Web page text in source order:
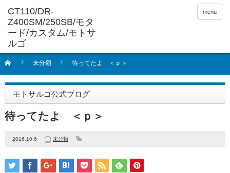
menu
未分類 待ってたよ ＜ｐ＞
モトサルゴ公式ブログ
待ってたよ ＜ｐ＞
2016.10.6 未分類